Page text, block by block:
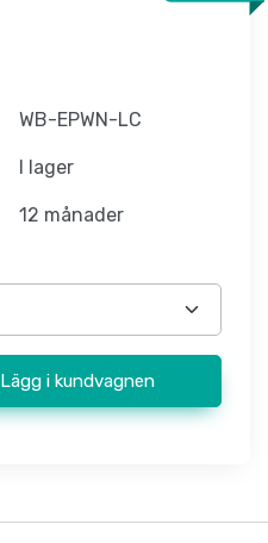
WB-EPWN-LC
I lager
12 månader
Lägg i kundvagnen